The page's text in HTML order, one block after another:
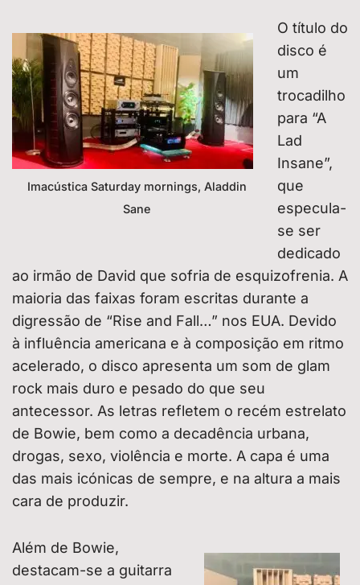
Imacústica Saturday mornings, Aladdin
Sane
O título do
disco é
um
trocadilho
para “A
Lad
Insane”,
que
especula-
se ser
dedicado
ao irmão de David que sofria de esquizofrenia. A
maioria das faixas foram escritas durante a
digressão de “Rise and Fall…” nos EUA. Devido
à influência americana e à composição em ritmo
acelerado, o disco apresenta um som de glam
rock mais duro e pesado do que seu
antecessor. As letras refletem o recém estrelato
de Bowie, bem como a decadência urbana,
drogas, sexo, violência e morte. A capa é uma
das mais icónicas de sempre, e na altura a mais
cara de produzir.
Além de Bowie,
destacam-se a guitarra